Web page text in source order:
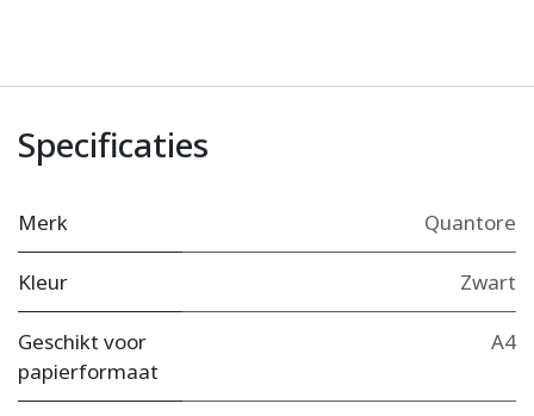
Specificaties
Merk Quantore
Kleur Zwart
Geschikt voor
papierformaat
A4